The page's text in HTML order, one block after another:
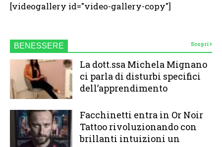
[videogallery id="video-gallery-copy"]
BENESSERE Scopri
La dott.ssa Michela Mignano
ci parla di disturbi specifici
dell’apprendimento
Facchinetti entra in Or Noir
Tattoo rivoluzionando con
brillanti intuizioni un